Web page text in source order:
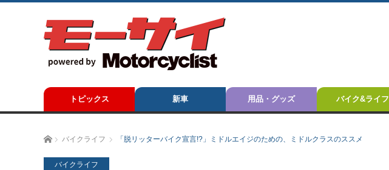
トピックス 新車 用品・グッズ バイク&ライフ
ホームバイクライフ 「脱リッターバイク宣言!?」ミドルエイジのための、ミドルクラスのススメ
バイクライフ